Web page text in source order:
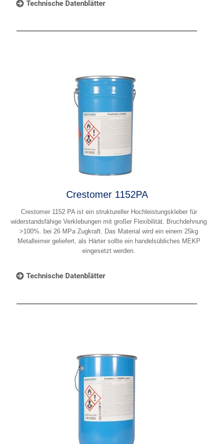
Technische Datenblätter
Crestomer 1152PA
Crestomer 1152 PA ist ein struktureller Hochleistungskleber für
widerstandsfähige Verklebungen mit großer Flexibilität. Bruchdehnung
>100%. bei 26 MPa Zugkraft. Das Material wird ein einem 25kg
Metalleimer geliefert, als Härter sollte ein handelsübliches MEKP
eingesetzt werden.
Technische Datenblätter